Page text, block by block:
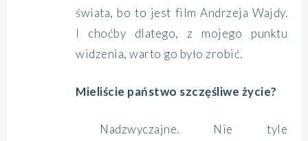
świata, bo to jest film Andrzeja Wajdy.
I choćby dlatego, z mojego punktu
widzenia, warto go było zrobić.
Mieliście państwo szczęśliwe życie?
Nadzwyczajne. Nie tyle